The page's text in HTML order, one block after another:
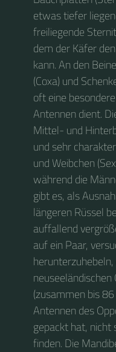
etwas tiefer
freiliegende
dem der Käfer
kann. An den
(Coxa) und
oft eine
Antennen dient.
Mittel- und
und sehr
und Weibchen
während die
gibt es, als
längeren Rüssel
auffallend
auf ein Paar,
(zusammen bis
Antennen des
gepackt hat, nicht
finden. Die